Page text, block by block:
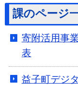
課のページ
寄附活用事
表
益子町デジ